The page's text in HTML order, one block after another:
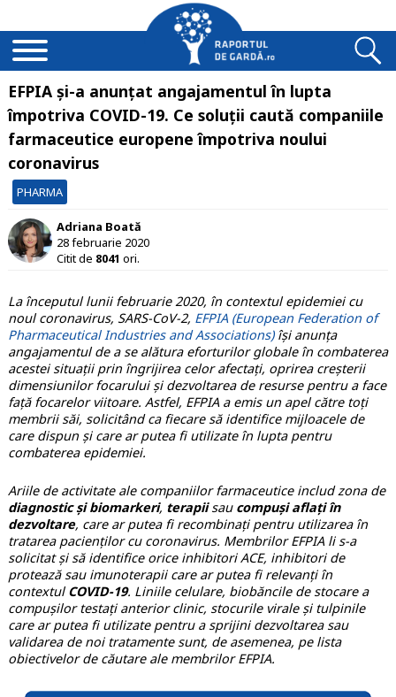
EFPIA și-a anunțat angajamentul în lupta
împotriva COVID-19. Ce soluții caută companiile
farmaceutice europene împotriva noului
coronavirus
PHARMA
Adriana Boată
28 februarie 2020
Citit de 8041 ori.
La începutul lunii februarie 2020, în contextul epidemiei cu
noul coronavirus, SARS-CoV-2, EFPIA (European Federation of
Pharmaceutical Industries and Associations)își anunța
angajamentul de a se alătura eforturilor globale în combaterea
acestei situații prin îngrijirea celor afectați, oprirea creșterii
dimensiunilor focarului și dezvoltarea de resurse pentru a face
față focarelor viitoare. Astfel, EFPIA a emis un apel către toți
membrii săi, solicitând ca fiecare să identifice mijloacele de
care dispun și care ar putea fi utilizate în lupta pentru
combaterea epidemiei.
Ariile de activitate ale companiilor farmaceutice includ zona de
diagnostic și biomarkeri, terapiisau compuși aflați în
dezvoltare, care ar putea fi recombinați pentru utilizarea în
tratarea pacienților cu coronavirus. Membrilor EFPIA li s-a
solicitat și să identifice orice inhibitori ACE, inhibitori de
protează sau imunoterapii care ar putea fi relevanți în
contextulCOVID-19. Liniile celulare, biobăncile de stocare a
compușilor testați anterior clinic, stocurile virale și tulpinile
care ar putea fi utilizate pentru a sprijini dezvoltarea sau
validarea de noi tratamente sunt, de asemenea, pe lista
obiectivelor de căutare ale membrilor EFPIA.